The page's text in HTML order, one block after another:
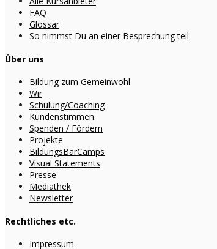
FAQ
Glossar
So nimmst Du an einer Besprechung teil
Über uns
Bildung zum Gemeinwohl
Wir
Schulung/Coaching
Kundenstimmen
Spenden / Fördern
Projekte
BildungsBarCamps
Visual Statements
Presse
Mediathek
Newsletter
Rechtliches etc.
Impressum